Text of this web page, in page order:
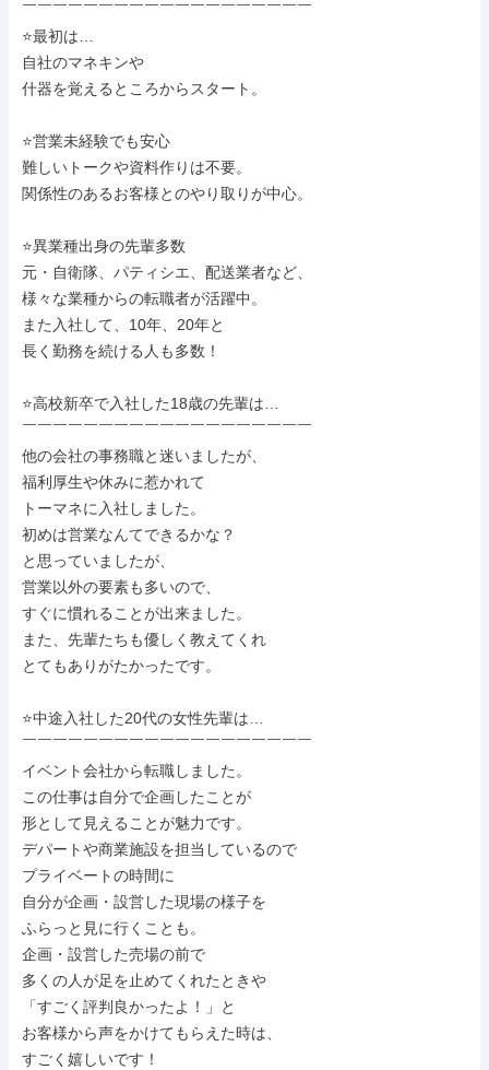
￣￣￣￣￣￣￣￣￣￣￣￣￣￣￣￣￣￣￣
⭐最初は…
自社のマネキンや
什器を覚えるところからスタート。
⭐営業未経験でも安心
難しいトークや資料作りは不要。
関係性のあるお客様とのやり取りが中心。
⭐異業種出身の先輩多数
元・自衛隊、パティシエ、配送業者など、
様々な業種からの転職者が活躍中。
また入社して、10年、20年と
長く勤務を続ける人も多数！
⭐高校新卒で入社した18歳の先輩は…
￣￣￣￣￣￣￣￣￣￣￣￣￣￣￣￣￣￣￣
他の会社の事務職と迷いましたが、
福利厚生や休みに惹かれて
トーマネに入社しました。
初めは営業なんてできるかな？
と思っていましたが、
営業以外の要素も多いので、
すぐに慣れることが出来ました。
また、先輩たちも優しく教えてくれ
とてもありがたかったです。
⭐中途入社した20代の女性先輩は…
￣￣￣￣￣￣￣￣￣￣￣￣￣￣￣￣￣￣￣
イベント会社から転職しました。
この仕事は自分で企画したことが
形として見えることが魅力です。
デパートや商業施設を担当しているので
プライベートの時間に
自分が企画・設営した現場の様子を
ふらっと見に行くことも。
企画・設営した売場の前で
多くの人が足を止めてくれたときや
「すごく評判良かったよ！」と
お客様から声をかけてもらえた時は、
すごく嬉しいです！